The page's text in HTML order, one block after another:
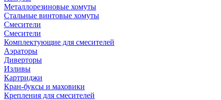
Металлорезиновые хомуты
Стальные винтовые хомуты
Смесители
Смесители
Комплектующие для смесителей
Аэраторы
Диверторы
Изливы
Картриджи
Кран-буксы и маховики
Крепления для смесителей